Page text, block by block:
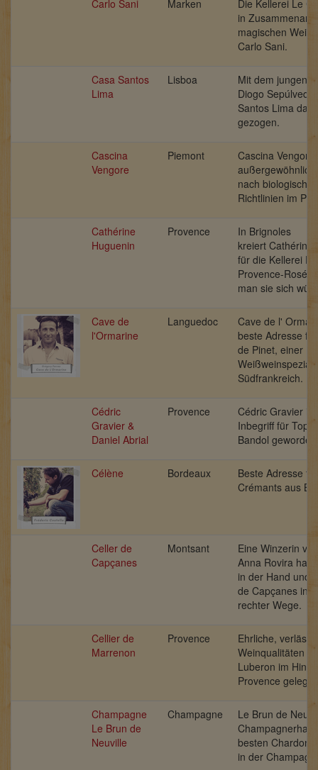
Carlo Sani Marken
Die Kellerei Le
in
magischen
Carlo Sani.
Casa Santos
Lima
Lisboa
Mit dem jungen
Diogo
Santos Lima das
gezogen.
Cascina
Vengore
Piemont
Cascina Vengore
nach biologischen
Richtlinien im
Cathérine
Huguenin
Provence
In Brignoles
kreiert Cathérine
für die Kellerei
Provence-
man sie sich
Cave de
l'Ormarine
Languedoc
Cave de l'
beste Adresse
de Pinet, einer
Südfrankreich.
Cédric
Gravier &
Daniel Abrial
Provence
Cédric Gravier
Inbegriff für
Bandol
Célène Bordeaux
Beste Adresse
Crémants aus
Celler de
Capçanes
Montsant
Eine Winzerin
Anna Rovira hat
in der Hand und
de Capçanes in
rechter Wege.
Cellier de
Marrenon
Provence
Ehrliche,
Weinqualitäten
Luberon im
Provence
Champagne
Le Brun de
Neuville
Champagne
Le Brun de
besten
in der